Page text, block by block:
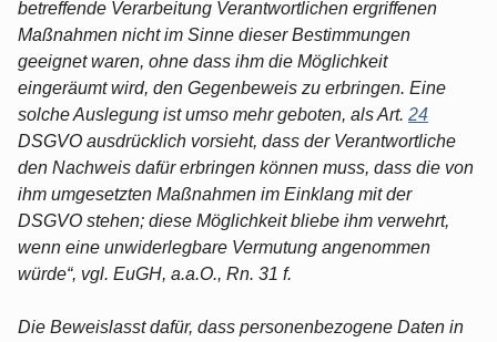
betreffende Verarbeitung Verantwortlichen ergriffenen
Maßnahmen nicht im Sinne dieser Bestimmungen
geeignet waren, ohne dass ihm die Möglichkeit
eingeräumt wird, den Gegenbeweis zu erbringen. Eine
solche Auslegung ist umso mehr geboten, als Art. 24
DSGVO ausdrücklich vorsieht, dass der Verantwortliche
den Nachweis dafür erbringen können muss, dass die von
ihm umgesetzten Maßnahmen im Einklang mit der
DSGVO stehen; diese Möglichkeit bliebe ihm verwehrt,
wenn eine unwiderlegbare Vermutung angenommen
würde“, vgl. EuGH, a.a.O., Rn. 31 f.
Die Beweislasst dafür, dass personenbezogene Daten in